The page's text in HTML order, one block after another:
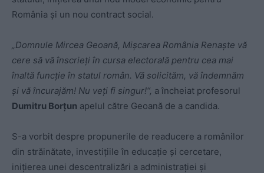
România și un nou contract social.
„Domnule Mircea Geoană, Mișcarea România Renaște vă
cere să vă înscrieți în cursa electorală pentru cea mai
înaltă funcție în statul român. Vă solicităm, vă îndemnăm
și vă încurajăm! Nu veți fi singur!“, a încheiat profesorul
Dumitru Borțun apelul către Geoană de a candida.
S-a vorbit despre propunerile de readucere a românilor
din străinătate, investițiile în educație și cercetare,
inițierea unei descentralizări a administrației și